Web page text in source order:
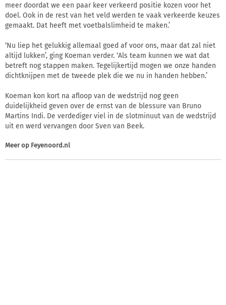
meer doordat we een paar keer verkeerd positie kozen voor het
doel. Ook in de rest van het veld werden te vaak verkeerde keuzes
gemaakt. Dat heeft met voetbalslimheid te maken.’
‘Nu liep het gelukkig allemaal goed af voor ons, maar dat zal niet
altijd lukken’, ging Koeman verder. ‘Als team kunnen we wat dat
betreft nog stappen maken. Tegelijkertijd mogen we onze handen
dichtknijpen met de tweede plek die we nu in handen hebben.’
Koeman kon kort na afloop van de wedstrijd nog geen
duidelijkheid geven over de ernst van de blessure van Bruno
Martins Indi. De verdediger viel in de slotminuut van de wedstrijd
uit en werd vervangen door Sven van Beek.
Meer op Feyenoord.nl